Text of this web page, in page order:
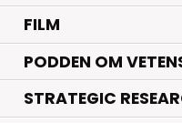
FILM
PODDEN OM
STRATEGIC